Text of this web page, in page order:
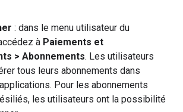
: dans le menu utilisateur du
à Paiements et
> Abonnements. Les utilisateurs
tous leurs abonnements dans
Pour les abonnements
les utilisateurs ont la possibilité